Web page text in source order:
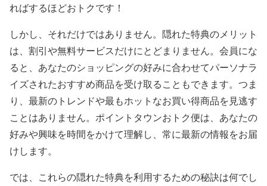
ればするほどおトクです！
しかし、それだけではありません。隠れた特典のメリット
は、割引や無料サービスだけにとどまりません。会員にな
ると、あなたのショッピングの好みに合わせてパーソナラ
イズされたおすすめ商品を受け取ることもできます。つま
り、最新のトレンドや最もホットなお買い得商品を見逃す
ことはありません。ポイントタウンおトク便は、あなたの
好みや興味を時間をかけて理解し、常に最新の情報をお届
けします。
では、これらの隠れた特典を利用するための秘訣は何でし